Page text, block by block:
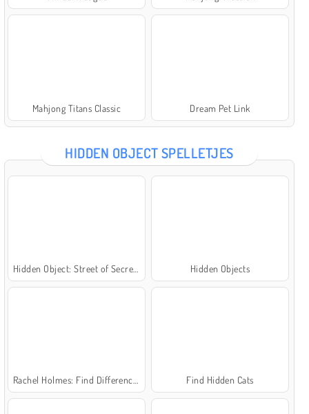
Mahjong Titans Classic Dream Pet Link
HIDDEN OBJECT SPELLETJES
Hidden Objects
Find Hidden Cats